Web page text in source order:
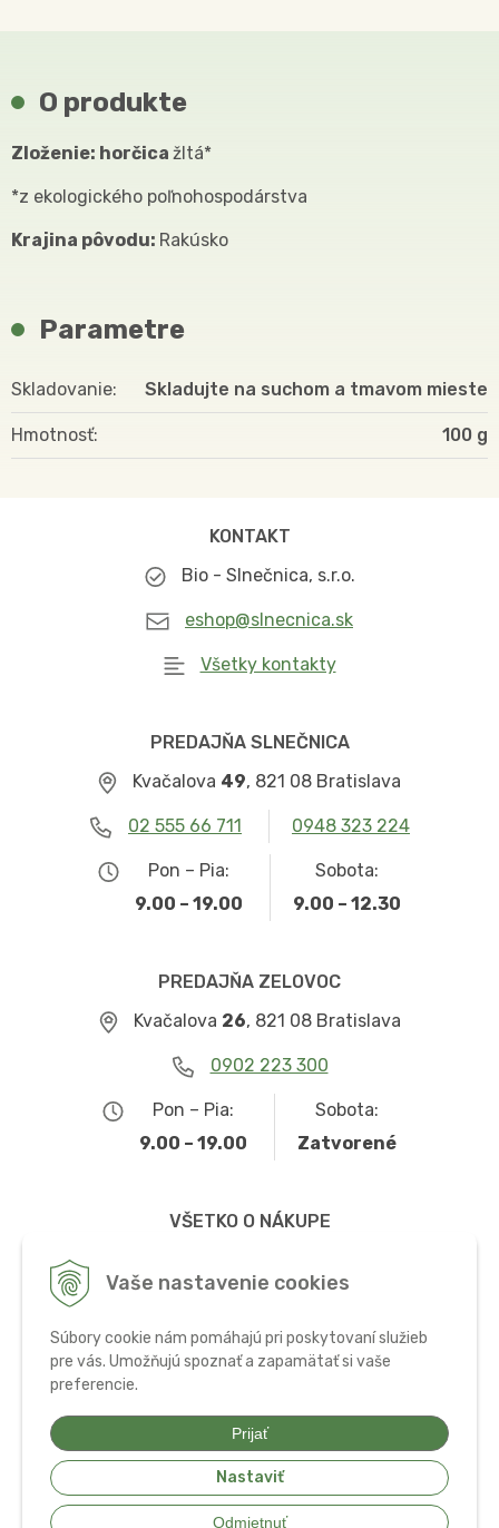
Vaše nastavenie cookies
Súbory cookie nám pomáhajú pri poskytovaní služieb
pre vás. Umožňujú spoznať a zapamätať si vaše
preferencie.
Prijať
Nastaviť
Odmietnuť
O produkte
Zloženie: horčica žltá*
*z ekologického poľnohospodárstva
Krajina pôvodu: Rakúsko
Parametre
Skladovanie Skladujte na suchom a tmavom mieste
Hmotnosť 100
KONTAKT
Bio - Slnečnica, s.r.o.
eshop@slnecnica.sk
Všetky kontakty
PREDAJŇA SLNEČNICA
Kvačalova 49, 821 08 Bratislava
02 555 66 711 0948 323 224
Pon – Pia:
9.00 – 19.00
Sobota:
9.00 – 12.30
PREDAJŇA ZELOVOC
Kvačalova 26, 821 08 Bratislava
0902 223 300
Pon – Pia:
9.00 – 19.00
Sobota:
Zatvorené
VŠETKO O NÁKUPE
Ochrana osobných údajov
© 2026 Bio potraviny, zdravá výživa a doplnky • tvorba eshopu cez